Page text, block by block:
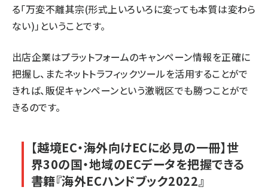
る「万変不離其宗(形式上いろいろに変っても本質は変わら
ない)」ということです。
出店企業はプラットフォームのキャンペーン情報を正確に
把握し、またネットトラフィックツールを活用することがで
きれば、販促キャンペーンという激戦区でも勝つことがで
きるのです。
【越境EC・海外向けECに必見の一冊】世
界30の国・地域のECデータを把握できる
書籍『海外ECハンドブック2022』